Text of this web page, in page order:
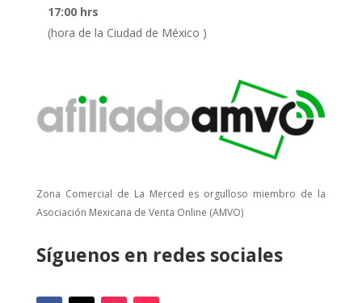
17:00 hrs
(hora de la Ciudad de México )
Zona Comercial de La Merced es orgulloso miembro de la
Asociación Mexicana de Venta Online (AMVO)
Síguenos en redes sociales